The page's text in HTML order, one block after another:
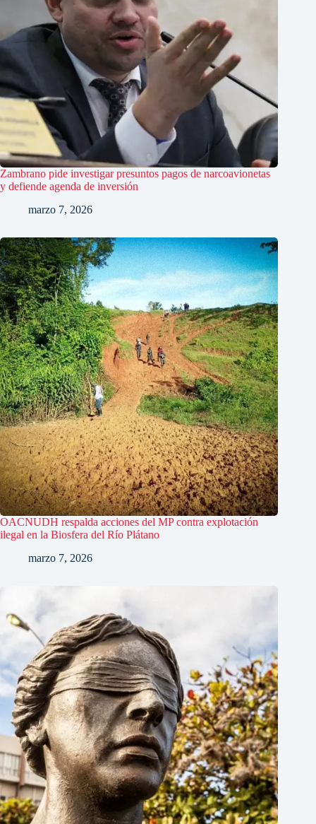
Zambrano pide investigar presuntos pagos de narcoavionetas
y defiende agenda de inversión
marzo 7, 2026
OACNUDH respalda acciones del MP contra explotación
ilegal en la Biosfera del Río Plátano
marzo 7, 2026